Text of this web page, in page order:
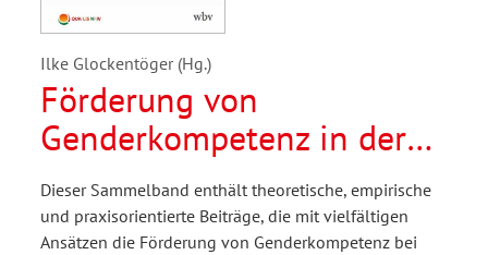
Ilke Glockentöger (Hg.)
Förderung von
Genderkompetenz in der
Ausbildung von
Lehrkräften
Dieser Sammelband enthält theoretische, empirische
und praxisorientierte Beiträge, die mit vielfältigen
Ansätzen die Förderung von Genderkompetenz bei